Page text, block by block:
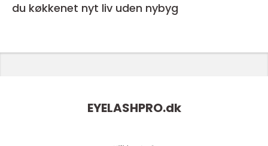
du køkkenet nyt liv uden nybyg
EYELASHPRO.dk